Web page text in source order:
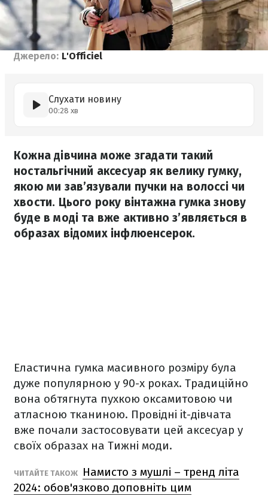
Джерело: L'Officiel
Слухати новину
00:28 хв
Кожна дівчина може згадати такий
ностальгічний аксесуар як велику гумку,
якою ми зав’язували пучки на волоссі чи
хвости. Цього року вінтажна гумка знову
буде в моді та вже активно з’являється в
образах відомих інфлюенсерок.
Еластична гумка масивного розміру була
дуже популярною у 90-х роках. Традиційно
вона обтягнута пухкою оксамитовою чи
атласною тканиною. Провідні it-дівчата
вже почали застосовувати цей аксесуар у
своїх образах на Тижні моди.
ЧИТАЙТЕ ТАКОЖ
Намисто з мушлі – тренд літа
2024: обов'язково доповніть цим